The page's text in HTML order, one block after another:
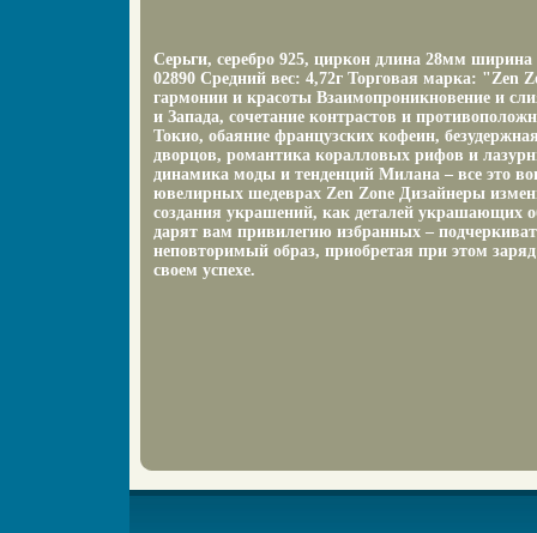
Серьги, серебро 925, циркон длина 28мм
02890 Средний вес: 4,72г Торговая марка: "Zen
гармонии и красоты Взаимопроникновение и
и Запада, сочетание контрастов и
Токио, обаяние французских кофеин,
дворцов, романтика коралловых рифов и
динамика моды и тенденций Милана – все это
ювелирных шедеврах Zen Zone Дизайнеры
создания украшений, как деталей украшающих
дарят вам привилегию избранных –
неповторимый образ, приобретая при этом
своем успехе.